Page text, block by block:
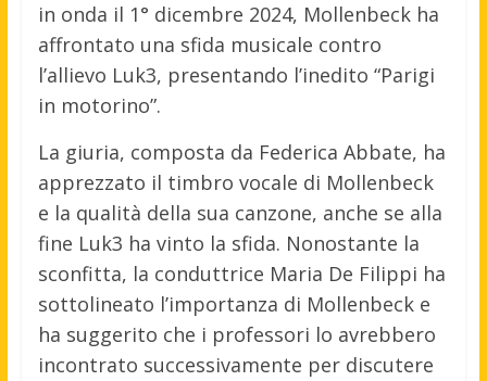
in onda il 1° dicembre 2024, Mollenbeck ha
affrontato una sfida musicale contro
l’allievo Luk3, presentando l’inedito “Parigi
in motorino”.
La giuria, composta da Federica Abbate, ha
apprezzato il timbro vocale di Mollenbeck
e la qualità della sua canzone, anche se alla
fine Luk3 ha vinto la sfida. Nonostante la
sconfitta, la conduttrice Maria De Filippi ha
sottolineato l’importanza di Mollenbeck e
ha suggerito che i professori lo avrebbero
incontrato successivamente per discutere